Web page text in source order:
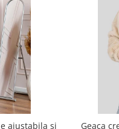
ajustabila si Geaca